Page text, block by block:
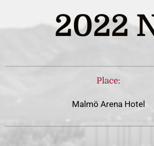
2022
Place:
Malmö Arena Hotel